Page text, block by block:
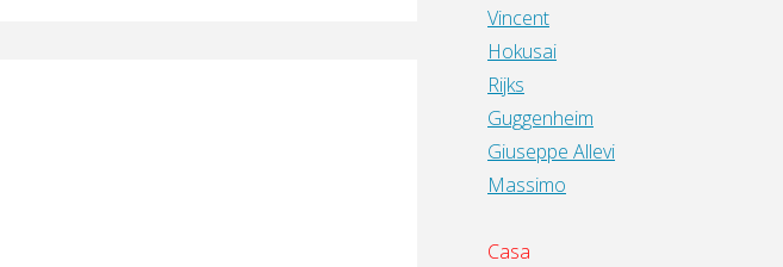
Vincent
Hokusai
Rijks
Guggenheim
Giuseppe Allevi
Massimo
Casa